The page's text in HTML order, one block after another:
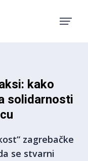
kako
solidarnosti
zagrebačke
se stvarni